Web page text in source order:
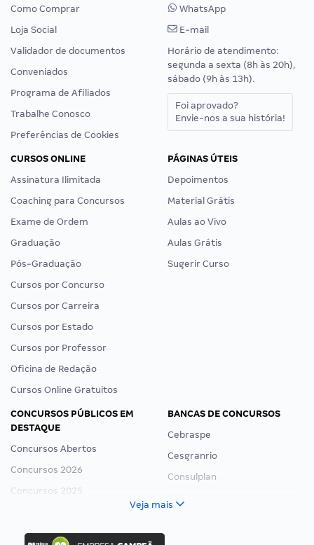
Como Comprar
Loja Social
Validador de documentos
Conveniados
Programa de Afiliados
Trabalhe Conosco
Preferências de Cookies
WhatsApp
E-mail
Horário de atendimento:
segunda a sexta (8h às 20h),
sábado (9h às 13h).
Foi aprovado?
Envie-nos a sua história!
CURSOS ONLINE
Assinatura Ilimitada
Coaching para Concursos
Exame de Ordem
Graduação
Pós-Graduação
Cursos por Concurso
Cursos por Carreira
Cursos por Estado
Cursos por Professor
Oficina de Redação
Cursos Online Gratuitos
PÁGINAS ÚTEIS
Depoimentos
Material Grátis
Aulas ao Vivo
Aulas Grátis
Sugerir Curso
CONCURSOS PÚBLICOS EM
DESTAQUE
Concursos Abertos
Concursos 2026
Concursos 2025
Concurso Nacional Unificado
Concurso Ibama
BANCAS DE CONCURSOS
Cebraspe
Cesgranrio
Consulplan
Veja mais